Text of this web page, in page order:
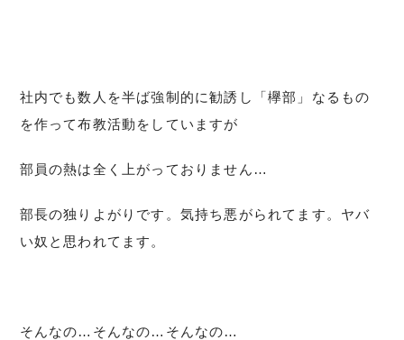
社内でも数人を半ば強制的に勧誘し「欅部」なるもの
を作って布教活動をしていますが
部員の熱は全く上がっておりません…
部長の独りよがりです。気持ち悪がられてます。ヤバ
い奴と思われてます。
そんなの…そんなの…そんなの…